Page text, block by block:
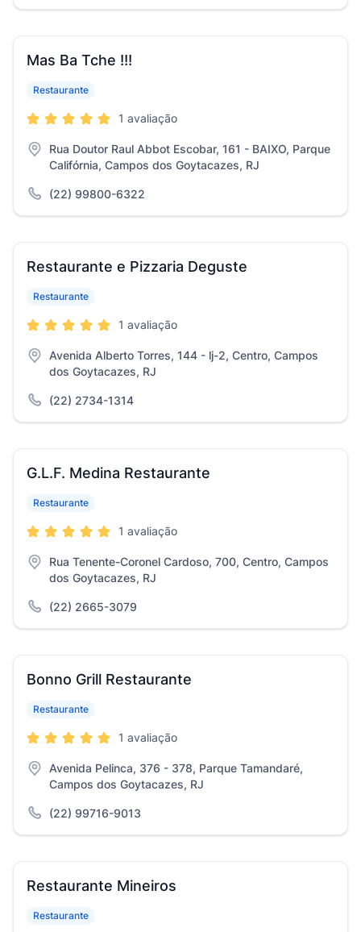
Mas Ba Tche !!!
Restaurante
1 avaliação
Rua Doutor Raul Abbot Escobar, 161 - BAIXO, Parque
Califórnia, Campos dos Goytacazes, RJ
(22) 99800-6322
Restaurante e Pizzaria Deguste
Restaurante
1 avaliação
Avenida Alberto Torres, 144 - lj-2, Centro, Campos
dos Goytacazes, RJ
(22) 2734-1314
G.L.F. Medina Restaurante
Restaurante
1 avaliação
Rua Tenente-Coronel Cardoso, 700, Centro, Campos
dos Goytacazes, RJ
(22) 2665-3079
Bonno Grill Restaurante
Restaurante
1 avaliação
Avenida Pelinca, 376 - 378, Parque Tamandaré,
Campos dos Goytacazes, RJ
(22) 99716-9013
Restaurante Mineiros
Restaurante